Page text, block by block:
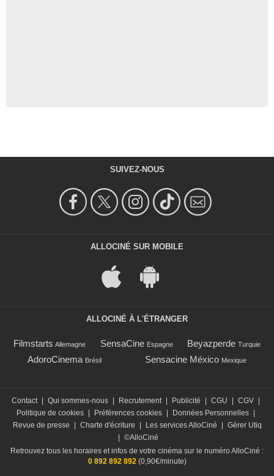
SUIVEZ-NOUS
ALLOCINÉ SUR MOBILE
ALLOCINÉ À L'ÉTRANGER
Filmstarts Allemagne SensaCine Espagne Beyazperde Turquie
AdoroCinema Brésil Sensacine México Mexique
Contact | Qui sommes-nous | Recrutement | Publicité | CGU | CGV |
Politique de cookies | Préférences cookies | Données Personnelles |
Revue de presse
| Charte d'écriture | Les services AlloCiné | Gérer Utiq
| ©AlloCiné
Retrouvez tous les horaires et infos de votre cinéma sur le numéro AlloCiné :
0 892 892 892(0,90€/minute)